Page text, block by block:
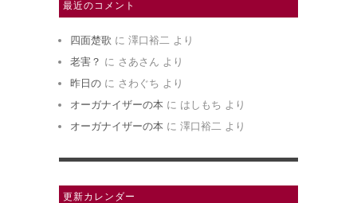
最近のコメント
四面楚歌 に 澤口裕二 より
老害？ に さあさん より
昨日の に さわぐち より
オーガナイザーの本 に はしもち より
オーガナイザーの本 に 澤口裕二 より
更新カレンダー